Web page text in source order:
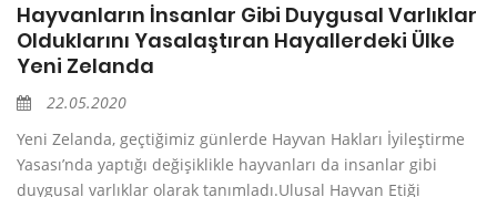
Hayvanların İnsanlar Gibi Duygusal Varlıklar
Olduklarını Yasalaştıran Hayallerdeki Ülke
Yeni Zelanda
22.05.2020
Yeni Zelanda, geçtiğimiz günlerde Hayvan Hakları İyileştirme
Yasası’nda yaptığı değişiklikle hayvanları da insanlar gibi
duygusal varlıklar olarak tanımladı.Ulusal Hayvan Etiği